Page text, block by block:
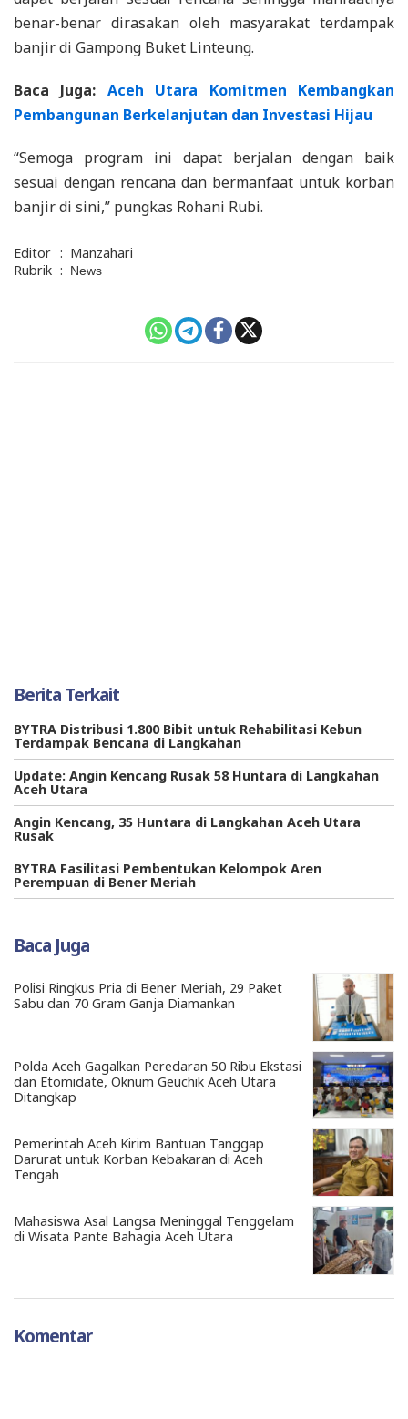
benar-benar dirasakan oleh masyarakat terdampak
banjir di Gampong Buket Linteung.
Baca Juga: Aceh Utara Komitmen Kembangkan
Pembangunan Berkelanjutan dan Investasi Hijau
“Semoga program ini dapat berjalan dengan baik
sesuai dengan rencana dan bermanfaat untuk korban
banjir di sini,” pungkas Rohani Rubi.
Editor : Manzahari
Rubrik : News
Berita Terkait
BYTRA Distribusi 1.800 Bibit untuk Rehabilitasi Kebun
Terdampak Bencana di Langkahan
Update: Angin Kencang Rusak 58 Huntara di Langkahan
Aceh Utara
Angin Kencang, 35 Huntara di Langkahan Aceh Utara
Rusak
BYTRA Fasilitasi Pembentukan Kelompok Aren
Perempuan di Bener Meriah
Baca Juga
Polisi Ringkus Pria di Bener Meriah, 29 Paket
Sabu dan 70 Gram Ganja Diamankan
Polda Aceh Gagalkan Peredaran 50 Ribu Ekstasi
dan Etomidate, Oknum Geuchik Aceh Utara
Ditangkap
Pemerintah Aceh Kirim Bantuan Tanggap
Darurat untuk Korban Kebakaran di Aceh
Tengah
Mahasiswa Asal Langsa Meninggal Tenggelam
di Wisata Pante Bahagia Aceh Utara
Komentar